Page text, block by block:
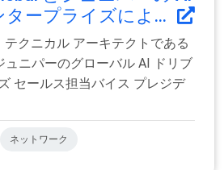
タープライズによ...
テクニカル アーキテクトである
ュニパーのグローバル AI ドリブ
セールス担当バイス プレジデ
ネットワーク